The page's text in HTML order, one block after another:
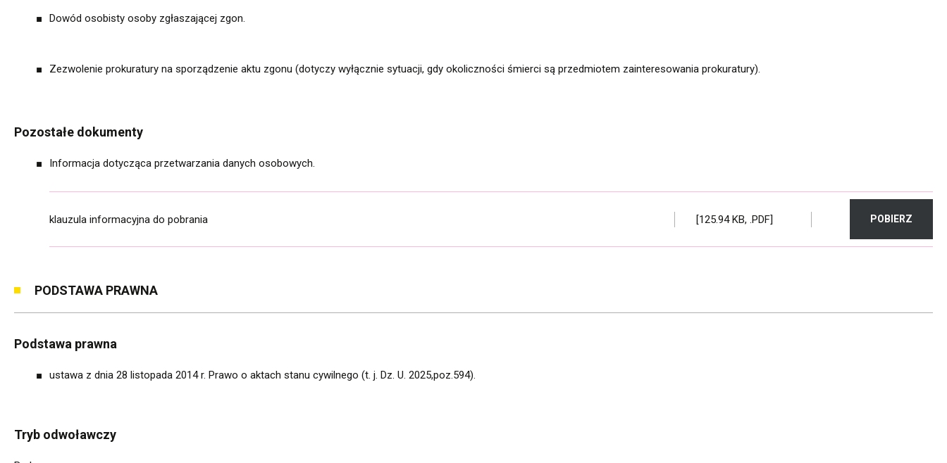
Dowód osobisty osoby zgłaszającej zgon.
Zezwolenie prokuratury na sporządzenie aktu zgonu (dotyczy wyłącznie sytuacji, gdy okoliczności śmierci są przedmiotem zainteresowania prokuratury).
Pozostałe dokumenty
Informacja dotycząca przetwarzania danych osobowych.
klauzula informacyjna do pobrania [125.94 KB, .PDF] POBIERZ
PODSTAWA PRAWNA
Podstawa prawna
ustawa z dnia 28 listopada 2014 r. Prawo o aktach stanu cywilnego (t. j. Dz. U. 2025,poz.594).
Tryb odwoławczy